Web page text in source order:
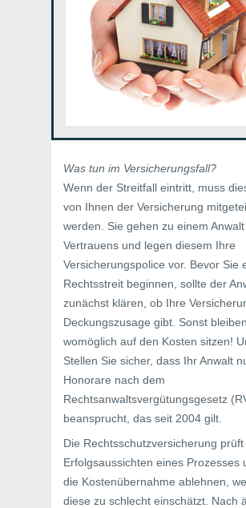
Was tun im Versicherungsfall?
Wenn der Streitfall eintritt, muss
von Ihnen der Versicherung
werden. Sie gehen zu einem
Vertrauens und legen diesem Ihre
Versicherungspolice vor. Bevor Sie
Rechtsstreit beginnen, sollte der
zunächst klären, ob Ihre
Deckungszusage gibt. Sonst
womöglich auf den Kosten sitzen!
Stellen Sie sicher, dass Ihr Anwalt
Honorare nach dem
Rechtsanwaltsvergütungsgesetz
beansprucht, das seit 2004 gilt.
Die Rechtsschutzversicherung prüft
Erfolgsaussichten eines Prozesses
die Kostenübernahme ablehnen,
diese zu schlecht einschätzt. Nach